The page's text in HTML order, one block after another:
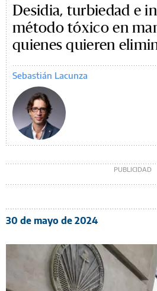
Desidia, turbiedad e
método tóxico en
quienes quieren
Sebastián Lacunza
30 de mayo de 2024